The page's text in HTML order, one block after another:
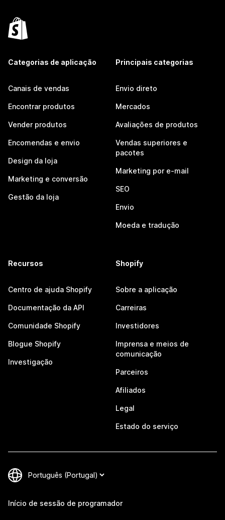
Categorias de aplicação
Canais de vendas
Encontrar produtos
Vender produtos
Encomendas e envio
Design da loja
Marketing e conversão
Gestão da loja
Principais categorias
Envio direto
Mercados
Avaliações de produtos
Vendas superiores e
pacotes
Marketing por e-mail
SEO
Envio
Moeda e tradução
Recursos
Centro de ajuda Shopify
Documentação da API
Comunidade Shopify
Blogue Shopify
Investigação
Shopify
Sobre a aplicação
Carreiras
Investidores
Imprensa e meios de
comunicação
Parceiros
Afiliados
Legal
Estado do serviço
Início de sessão de programador